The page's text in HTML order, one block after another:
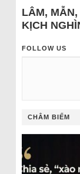
LÂM,
KỊCH
FOLLOW US
CHÂM BIẾM